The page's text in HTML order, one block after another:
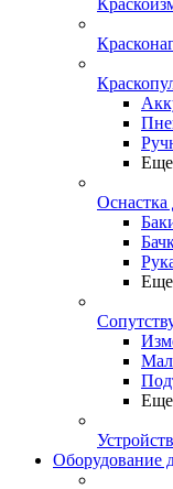
Еще
Оснастка
Еще
Еще
Оборудование